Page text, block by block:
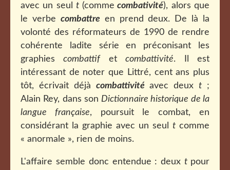
avec un seult (comme combativité), alors que
le verbe combattreen prend deux. De là la
volonté des réformateurs de 1990 de rendre
cohérente ladite série en préconisant les
graphiescombattif etcombattivité. Il est
intéressant de noter que Littré, cent ans plus
tôt, écrivait déjà combattivitéavec deuxt ;
Alain Rey, dans son Dictionnaire historique de la
langue française, poursuit le combat, en
considérant la graphie avec un seul t comme
« anormale », rien de moins.
L'affaire semble donc entendue : deuxt pour